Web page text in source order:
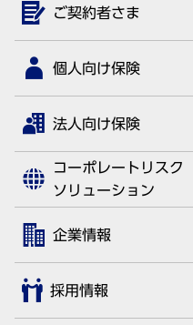
ご契約者さま
個人向け保険
法人向け保険
コーポレートリスク
ソリューション
企業情報
採用情報